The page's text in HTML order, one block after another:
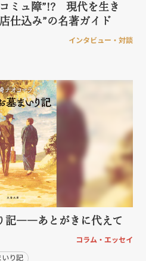
ミュ障”!? 現代を生き
仕込み”の名著ガイド
インタビュー・対談
記――あとがきに代えて
コラム・エッセイ
いり記